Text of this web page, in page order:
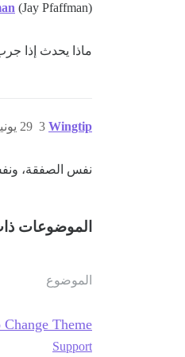
(Jay Pfaffman)
ماذا يحدث إذا
Wingtip 29 يونيو 2023، 3:35م 3
نفس الصفقة،
الموضوعات
الموضوع
Theme
Support